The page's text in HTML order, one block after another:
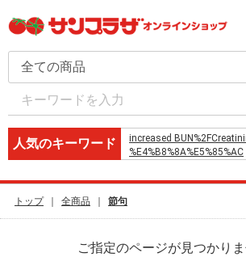
人気のキーワード increased
%E4%B8%8A%E5%85%AC
utilizing %EB%9C%BB
トップ 全商品 節句
ご指定のページが見つかりま